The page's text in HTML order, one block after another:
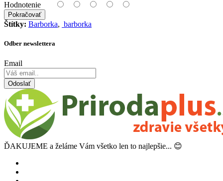
Hodnotenie
Pokračovať
Štítky: Barborka, barborka
Odber newslettera
Email
Odoslať
ĎAKUJEME a želáme Vám všetko len to najlepšie... 😊